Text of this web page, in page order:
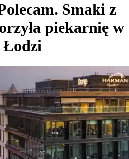
Smaki z
piekarnię w
Łodzi